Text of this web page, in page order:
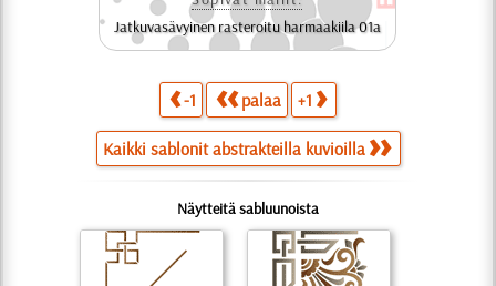
Jatkuvasävyinen rasteroitu harmaakiila 01a
-1 palaa +1
Kaikki sablonit abstrakteilla kuvioilla
Näytteitä sabluunoista